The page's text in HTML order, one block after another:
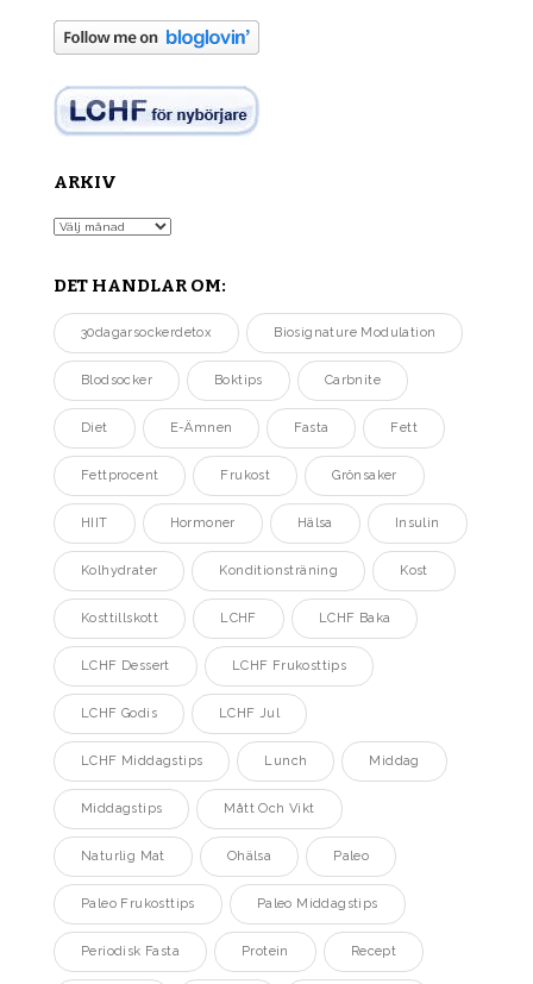
ARKIV
Arkiv
DET HANDLAR OM:
30dagarsockerdetox Biosignature Modulation
Blodsocker Boktips Carbnite
Diet E-Ämnen Fasta Fett
Fettprocent Frukost Grönsaker
HIIT Hormoner Hälsa Insulin
Kolhydrater Konditionsträning Kost
Kosttillskott LCHF LCHF Baka
LCHF Dessert LCHF Frukosttips
LCHF Godis LCHF Jul
LCHF Middagstips Lunch Middag
Middagstips Mått Och Vikt
Naturlig Mat Ohälsa Paleo
Paleo Frukosttips Paleo Middagstips
Periodisk Fasta Protein Recept